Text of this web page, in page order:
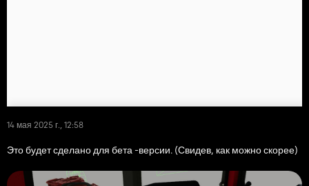
14 мая 2025 г., 12:58
Это будет сделано для бета -версии. (Свидев, как можно скорее)